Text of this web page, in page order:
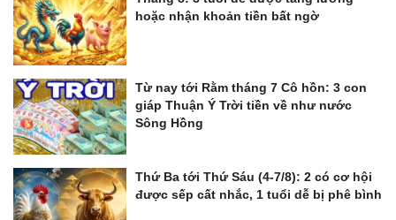
hoặc nhận khoản tiền bất ngờ
Từ nay tới Rằm tháng 7 Cô hồn: 3 con
giáp Thuận Ý Trời tiền về như nước
Sông Hồng
Thứ Ba tới Thứ Sáu (4-7/8): 2 có cơ hội
được sếp cất nhắc, 1 tuổi dễ bị phê bình